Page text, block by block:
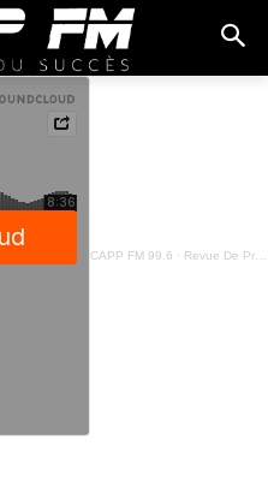
CAPP FM 99.6 · Revue De Presse Français - 22 Mars 2023